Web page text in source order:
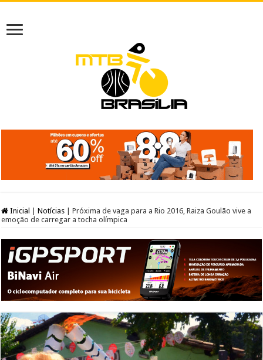
Inicial Notícias
Próxima de vaga para a Rio 2016, Raiza Goulão vive a
emoção de carregar a tocha olímpica